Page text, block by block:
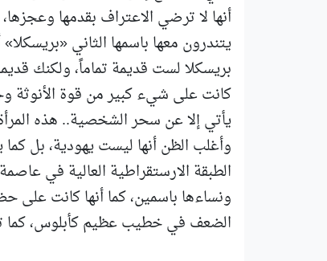
أنها لا ترضي الاعتراف بقدمها
يتندرون معها باسمها الثاني
بريسكلا لست قديمة تماماً، ولكنك
كانت على شيء كبير من قوة الأنوثة
يأتي إلا عن سحر الشخصية.. هذه
وأغلب الظن أنها ليست يهودية، بل
الطبقة الارستقراطية العالية في
ونساءها باسمين، كما أنها كانت على
الضعف في خطيب عظيم كأبلوس، كما